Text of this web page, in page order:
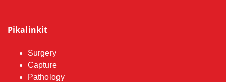
Pikalinkit
Surgery
Capture
Pathology